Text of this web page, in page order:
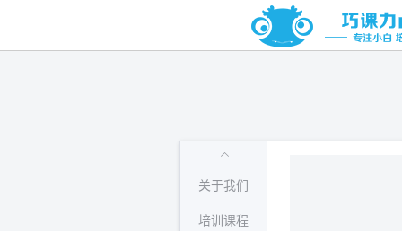
关于我们
培训课程